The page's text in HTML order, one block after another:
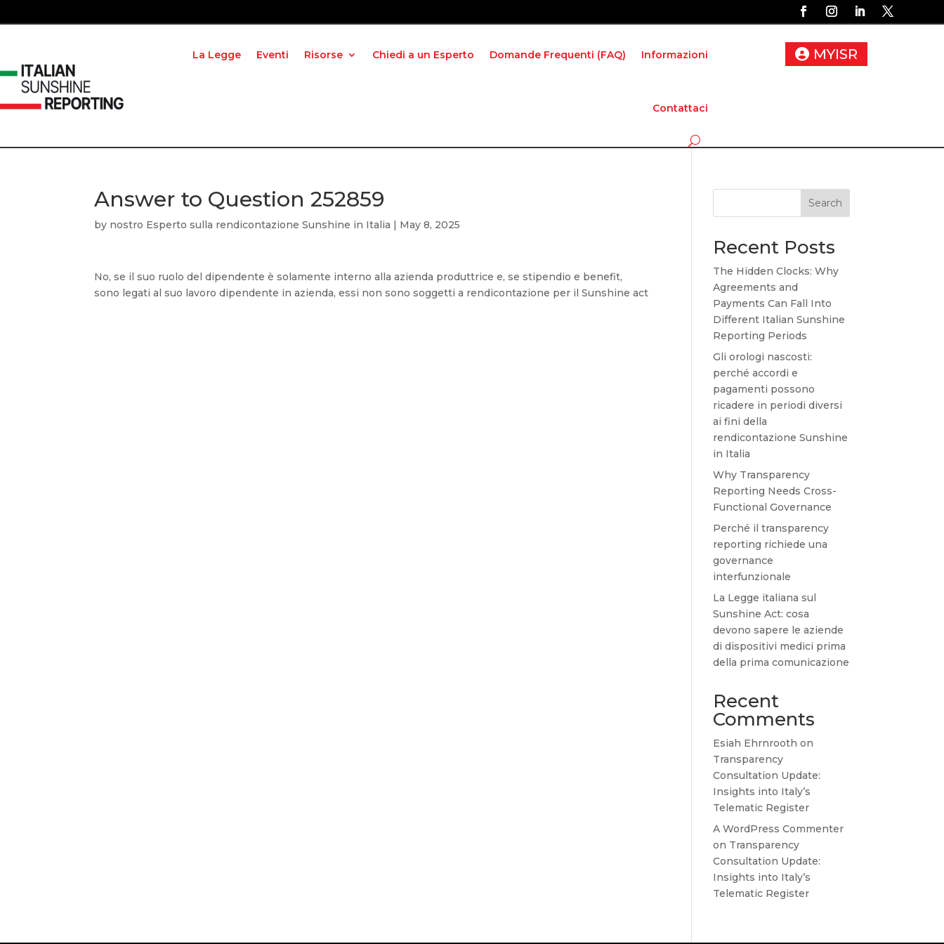
La Legge Eventi Risorse Chiedi a un Esperto Domande Frequenti (FAQ) Informazioni
Contattaci
MYISR
Answer to Question 252859
by nostro Esperto sulla rendicontazione Sunshine in Italia | May 8, 2025
No, se il suo ruolo del dipendente è solamente interno alla azienda produttrice e, se stipendio e benefit,
sono legati al suo lavoro dipendente in azienda, essi non sono soggetti a rendicontazione per il Sunshine act
Search
Recent Posts
The Hidden Clocks: Why
Agreements and
Payments Can Fall Into
Different Italian Sunshine
Reporting Periods
Gli orologi nascosti:
perché accordi e
pagamenti possono
ricadere in periodi diversi
ai fini della
rendicontazione Sunshine
in Italia
Why Transparency
Reporting Needs Cross-
Functional Governance
Perché il transparency
reporting richiede una
governance
interfunzionale
La Legge italiana sul
Sunshine Act: cosa
devono sapere le aziende
di dispositivi medici prima
della prima comunicazione
Recent
Comments
Esiah Ehrnrooth on
Transparency
Consultation Update:
Insights into Italy’s
Telematic Register
A WordPress Commenter
on Transparency
Consultation Update:
Insights into Italy’s
Telematic Register